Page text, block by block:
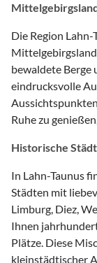
Die Region
bewaldete Berge
eindrucksvolle
Ruhe zu
Historische
In Lahn-Taunus
Städten mit
Limburg, Diez,
Ihnen
Plätze. Diese
kleinstädtischer